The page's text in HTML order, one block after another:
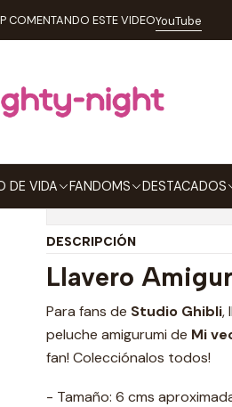
DE VIDA FANDOMS DESTACADOS
COMENTANDO ESTE VIDEOYouTube
Llavero Amigurumi Totoro Con
Llavero
DESCRIPCIÓN
Llavero
Para fans de Studio Ghibli,
peluche amigurumi de Mi
fan! Colecciónalos todos!
- Tamaño: 6 cms